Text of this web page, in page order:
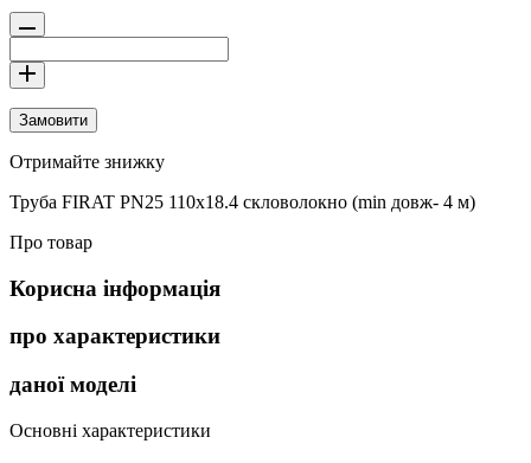
Замовити
Отримайте знижку
Труба FIRAT PN25 110х18.4 скловолокно (min довж- 4 м)
Про товар
Корисна інформація
про характеристики
даної моделі
Основні характеристики